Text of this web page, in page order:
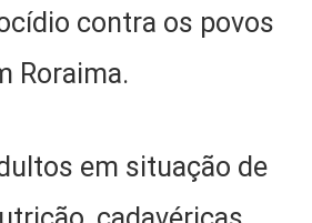
contra os povos
Roraima.
em situação de